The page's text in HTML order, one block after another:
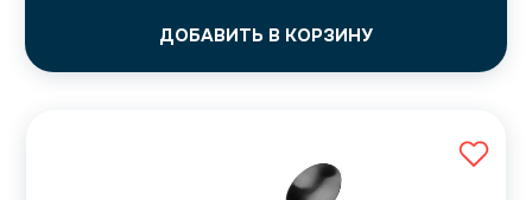
ДОБАВИТЬ В КОРЗИНУ